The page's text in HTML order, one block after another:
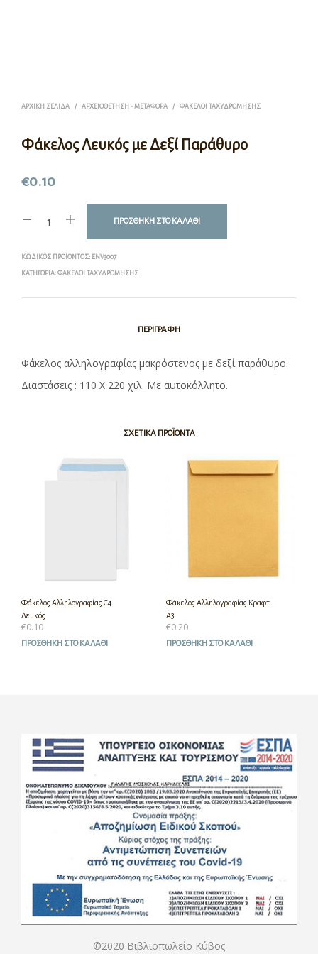
ΑΡΧΙΚΉ ΣΕΛΊΔΑ / ΑΡΧΕΙΟΘΈΤΗΣΗ - ΜΕΤΑΦΟΡΆ / ΦΆΚΕΛΟΙ ΤΑΧΥΔΡΌΜΗΣΗΣ
Φάκελος Λευκός με Δεξί Παράθυρο
€0.10
ΠΡΟΣΘΉΚΗ ΣΤΟ ΚΑΛΆΘΙ
ΚΩΔΙΚΌΣ ΠΡΟΪΌΝΤΟΣ: ENV3007
ΚΑΤΗΓΟΡΊΑ: ΦΆΚΕΛΟΙ ΤΑΧΥΔΡΌΜΗΣΗΣ
ΠΕΡΙΓΡΑΦΉ
Φάκελος αλληλογραφίας μακρόστενος με δεξί παράθυρο.
Διαστάσεις : 110 Χ 220 χιλ. Με αυτοκόλλητο.
ΣΧΕΤΙΚΆ ΠΡΟΪΌΝΤΑ
Φάκελος Αλληλογραφίας C4
Λευκός
€0.10
ΠΡΟΣΘΉΚΗ ΣΤΟ ΚΑΛΆΘΙ
Φάκελος Αλληλογραφίας Κραφτ
Α3
€0.20
ΠΡΟΣΘΉΚΗ ΣΤΟ ΚΑΛΆΘΙ
©2020 Βιβλιοπωλείο Κύβος